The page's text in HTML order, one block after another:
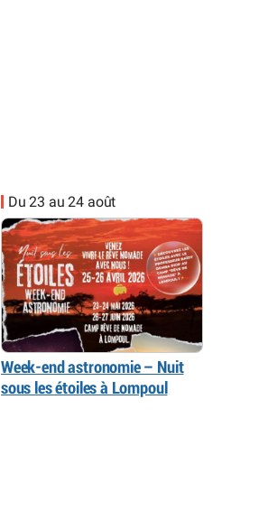
Du 23 au 24 août
Week-end astronomie – Nuit
sous les étoiles à Lompoul